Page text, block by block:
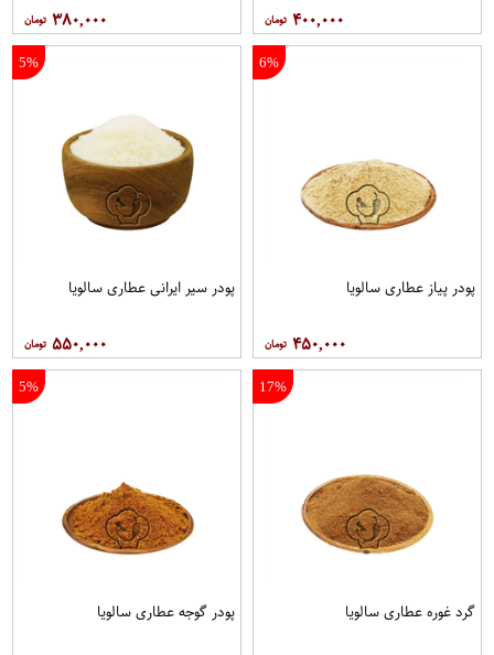
۴۰۰,۰۰۰ ۳۸۰,۰۰۰
6%
پودر پیاز عطاری سالویا
۴۵۰,۰۰۰
5%
پودر سیر ایرانی عطاری سالویا
۵۵۰,۰۰۰
17%
گرد غوره عطاری سالویا
5%
پودر گوجه عطاری سالویا